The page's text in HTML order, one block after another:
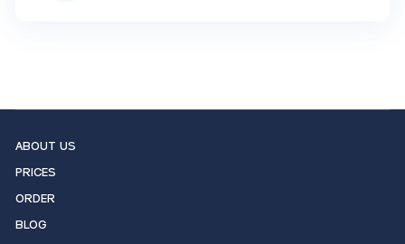
ABOUT US
PRICES
ORDER
BLOG